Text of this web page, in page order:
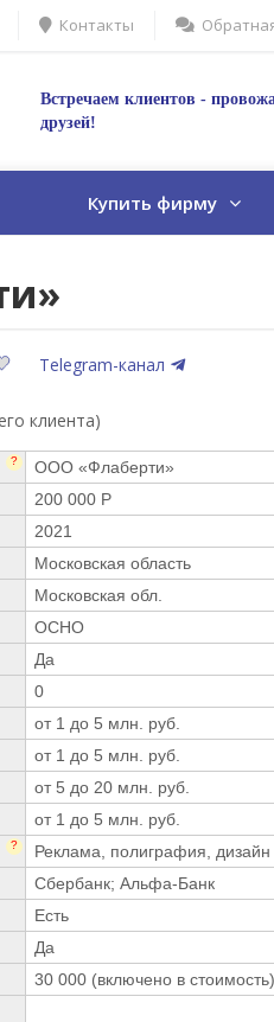
Контакты
Встречаем клиентов -
друзей!
Купить фирму
Telegram-канал
клиента)
?
ООО «Флаберти»
200 000 Р
2021
Московская область
Московская обл.
ОСНО
Да
0
от 1 до 5 млн. руб.
от 1 до 5 млн. руб.
от 5 до 20 млн. руб.
от 1 до 5 млн. руб.
?
Реклама, полиграфия, дизайн
Сбербанк; Альфа-Банк
Есть
Да
30 000 (включено в стоимость)